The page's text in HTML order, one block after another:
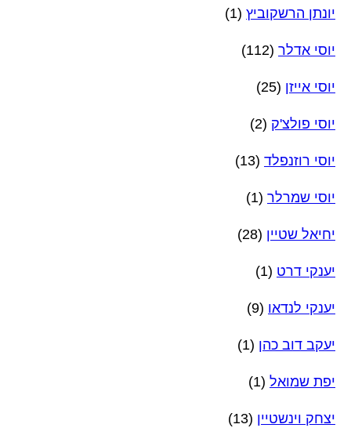
יונתן הרשקוביץ (1)
יוסי אדלר (112)
יוסי אייזן (25)
יוסי פולצ'ק (2)
יוסי רוזנפלד (13)
יוסי שמרלר (1)
יחיאל שטיין (28)
יענקי דרט (1)
יענקי לנדאו (9)
יעקב דוב כהן (1)
יפת שמואל (1)
יצחק וינשטיין (13)